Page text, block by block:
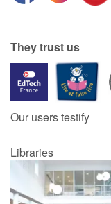
They trust us
Our users testify
Libraries